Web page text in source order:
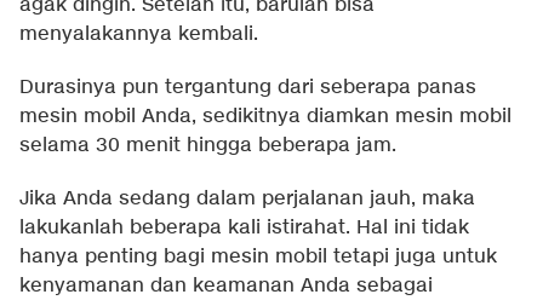
menyalakannya kembali.
Durasinya pun tergantung dari seberapa panas
mesin mobil Anda, sedikitnya diamkan mesin mobil
selama 30 menit hingga beberapa jam.
Jika Anda sedang dalam perjalanan jauh, maka
lakukanlah beberapa kali istirahat. Hal ini tidak
hanya penting bagi mesin mobil tetapi juga untuk
kenyamanan dan keamanan Anda sebagai